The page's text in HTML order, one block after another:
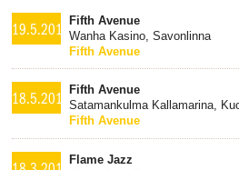
19.5.2016Fifth Avenue
Wanha Kasino, Savonlinna
Fifth Avenue
18.5.2016Fifth Avenue
Satamankulma Kallamarina,
Fifth Avenue
Flame Jazz